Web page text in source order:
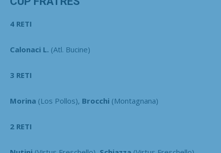
4 RETI
Calonaci L. (Atl. Bucine)
3 RETI
Morina (Los Pollos), Brocchi (Montagnana)
2 RETI